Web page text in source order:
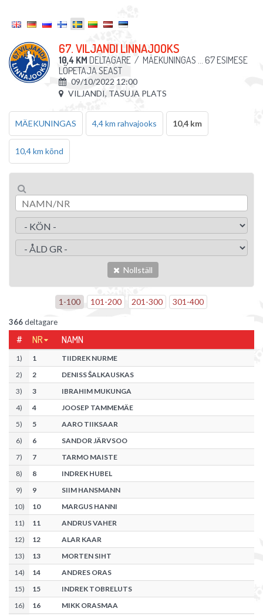
67. VILJANDI LINNAJOOKS
10,4 KM DELTAGARE / MÄEKUNINGAS ... 67 ESIMESE
LÕPETAJA SEAST
09/10/2022 12:00
VILJANDI, TASUJA PLATS
MÄEKUNINGAS 4,4 km rahvajooks 10,4 km
10,4 km kõnd
Nollställ
1-100 101-200 201-300 301-400
366deltagare
# NR NAMN
1) 1
TIIDREK NURME
2) 2
DENISS ŠALKAUSKAS
3) 3
IBRAHIM MUKUNGA
4) 4
JOOSEP TAMMEMÄE
5) 5
AARO TIIKSAAR
6) 6
SANDOR JÄRVSOO
7) 7
TARMO MAISTE
8) 8
INDREK HUBEL
9) 9
SIIM HANSMANN
10) 10
MARGUS HANNI
11) 11
ANDRUS VAHER
12) 12
ALAR KAAR
13) 13
MORTEN SIHT
14) 14
ANDRES ORAS
15) 15
INDREK TOBRELUTS
16) 16
MIKK ORASMAA